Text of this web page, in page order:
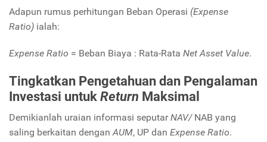
Adapun rumus perhitungan Beban Operasi (Expense
Ratio) ialah:
Expense Ratio = Beban Biaya : Rata-Rata Net Asset Value.
Tingkatkan Pengetahuan dan Pengalaman
Investasi untukReturn Maksimal
Demikianlah uraian informasi seputar NAV/ NAB yang
saling berkaitan dengan AUM, UP dan Expense Ratio.